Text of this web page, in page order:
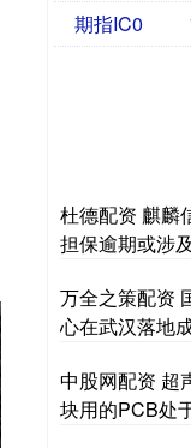
期指IC0
杜德配资 麒麟
担保逾期或涉
万全之策配资
心在武汉落地
中股网配资 超
块用的PCB处